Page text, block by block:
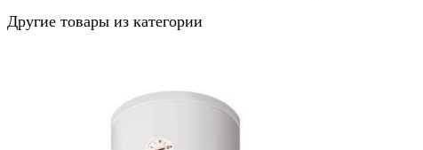
Другие товары из категории